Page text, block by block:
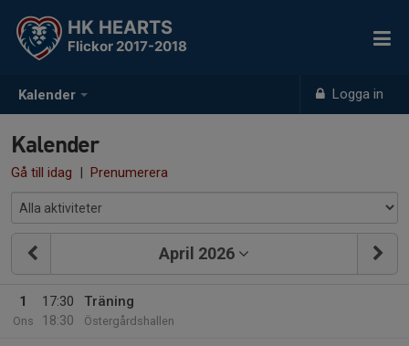
Kalender Logga in
HK HEARTS
Flickor 2017-2018
Kalender
Gå till idag | Prenumerera
April 2026
1
Ons
17:30
18:30
Träning
Östergårdshallen